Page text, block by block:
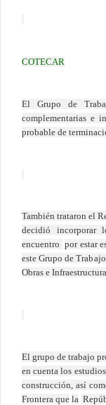
COTECAR
El Grupo de
complementarias e
probable de
También trataron el
decidió incorporar
encuentro por estar
este Grupo de
Obras e
El grupo de trabajo
en cuenta los
construcción, así
Frontera que la